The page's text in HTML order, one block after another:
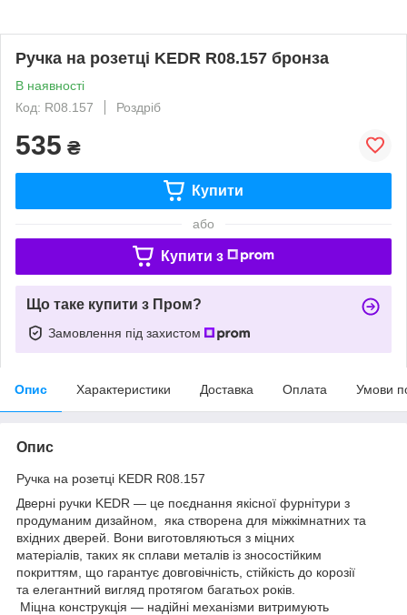
Ручка на розетці KEDR R08.157 бронза
В наявності
Код: R08.157
Роздріб
535 ₴
Купити
або
Купити з
Що таке купити з Пром?
Замовлення під захистом
Опис Характеристики Доставка Оплата Умови
Опис
Ручка на розетці KEDR R08.157
Дверні ручки KEDR — це поєднання якісної фурнітури з
продуманим дизайном, яка створена для міжкімнатних та
вхідних дверей. Вони виготовляються з міцних
матеріалів, таких як сплави металів із зносостійким
покриттям, що гарантує довговічність, стійкість до корозії
та елегантний вигляд протягом багатьох років.
Міцна конструкція — надійні механізми витримують